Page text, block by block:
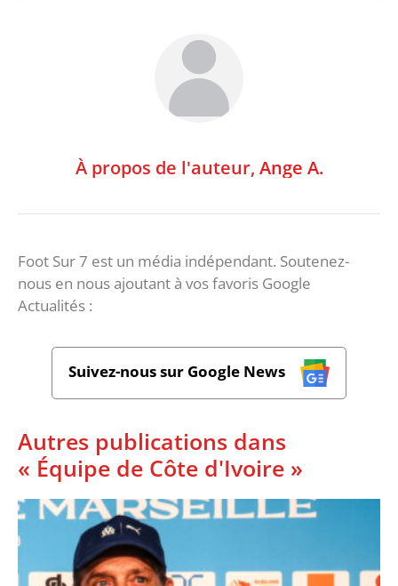
À propos de l'auteur, Ange A.
Foot Sur 7 est un média indépendant. Soutenez-
nous en nous ajoutant à vos favoris Google
Actualités :
Suivez-nous sur Google News
Autres publications dans
« Équipe de Côte d'Ivoire »